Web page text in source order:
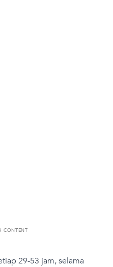
CONTENT
29-53 jam, selama